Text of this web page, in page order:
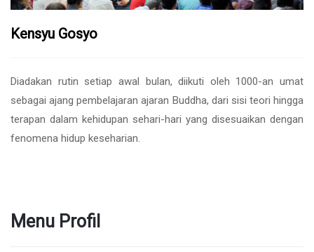
Kensyu Gosyo
Diadakan rutin setiap awal bulan, diikuti oleh 1000-an umat
sebagai ajang pembelajaran ajaran Buddha, dari sisi teori hingga
terapan dalam kehidupan sehari-hari yang disesuaikan dengan
fenomena hidup keseharian.
Menu Profil